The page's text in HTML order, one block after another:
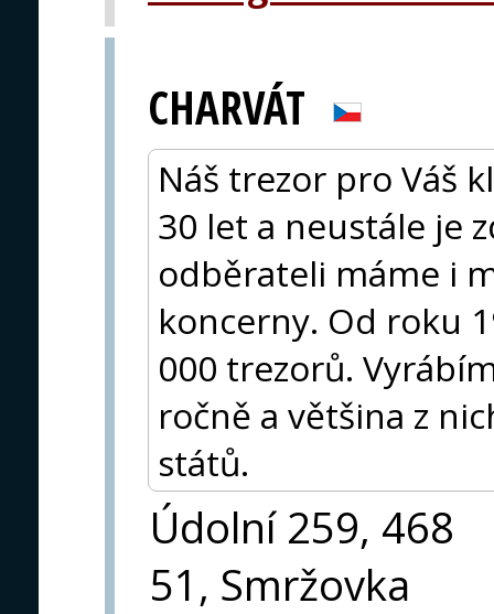
CHARVÁT
Náš trezor pro Váš
30 let a neustále je
odběrateli máme i
koncerny. Od roku
000 trezorů.
ročně a většina z
států.
Údolní 259, 468
51, Smržovka